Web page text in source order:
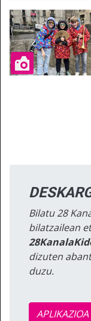
Bilatu 28
bilatzailean
dizuten
duzu.
APLIKAZIOA